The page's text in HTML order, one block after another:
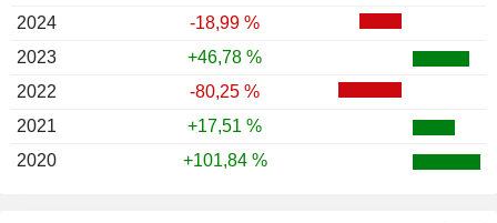
2024
-18,99 %
2023
+46,78 %
2022
-80,25 %
2021
+17,51 %
2020
+101,84 %